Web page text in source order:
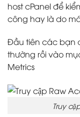
host cPanel để
công hay là do
Đầu tiên các bạn
thường rồi vào
Metrics
Truy